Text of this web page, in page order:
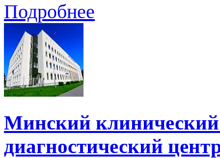
Подробнее
Минский клинический
диагностический